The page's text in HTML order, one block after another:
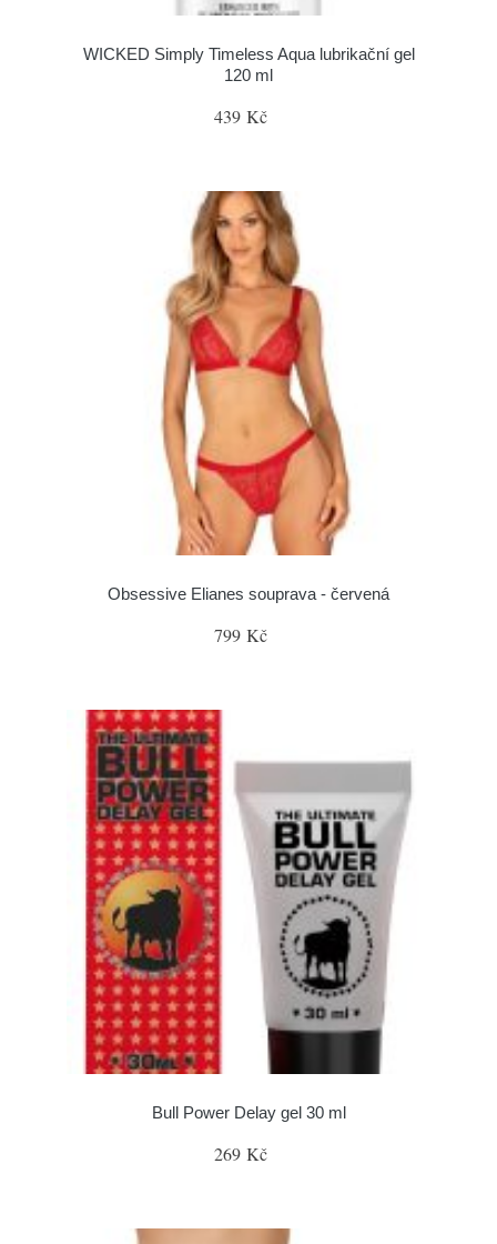
WICKED Simply Timeless Aqua lubrikační gel
120 ml
439 Kč
Obsessive Elianes souprava - červená
799 Kč
Bull Power Delay gel 30 ml
269 Kč